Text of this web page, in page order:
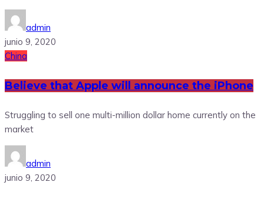
admin
junio 9, 2020
China
Believe that Apple will announce the iPhone
Struggling to sell one multi-million dollar home currently on the
market
admin
junio 9, 2020